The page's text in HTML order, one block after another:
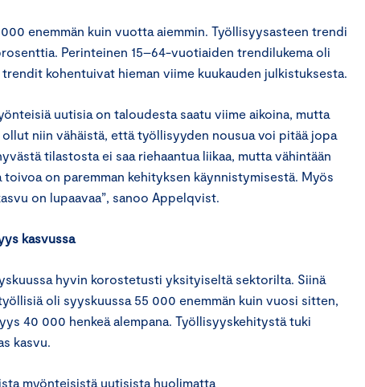
enemmän kuin vuotta aiemmin. Työllisyysasteen trendi
Perinteinen 15–64-vuotiaiden trendilukema oli
trendit kohentuivat hieman viime kuukauden julkistuksesta.
uutisia on taloudesta saatu viime aikoina, mutta
niin vähäistä, että työllisyyden nousua voi pitää jopa
tilastosta ei saa riehaantua liikaa, mutta vähintään
on paremman kehityksen käynnistymisestä. Myös
on lupaavaa”, sanoo Appelqvist.
kasvussa
hyvin korostetusti yksityiseltä sektorilta. Siinä
oli syyskuussa 55 000 enemmän kuin vuosi sitten,
40 000 henkeä alempana. Työllisyyskehitystä tuki
kasvu.
myönteisistä uutisista huolimatta